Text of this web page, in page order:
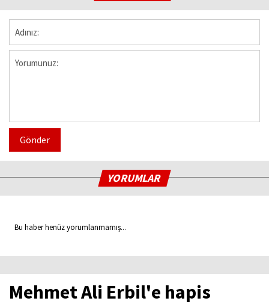
Gönder
YORUMLAR
Bu haber henüz yorumlanmamış...
Mehmet Ali Erbil'e hapis